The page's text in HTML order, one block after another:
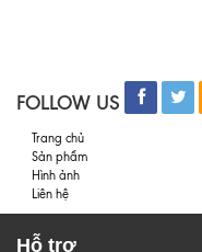
FOLLOW US
Trang chủ
Sản phẩm
Hình ảnh
Liên hệ
Hỗ trợ